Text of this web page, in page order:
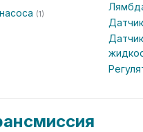
(1)